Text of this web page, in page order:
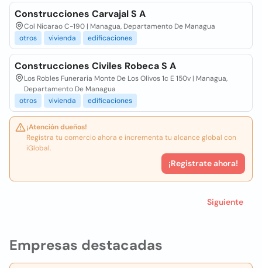
Empresas destacadas
Construcciones Carvajal S A
Col Nicarao C-190 | Managua, Departamento De Managua
otros
vivienda edificaciones
Construcciones Civiles Robeca S A
Los Robles Funeraria Monte De Los Olivos 1c E 150v | Managua,
Departamento De Managua
otros
vivienda edificaciones
¡Atención dueños!
Registra tu comercio ahora e incrementa tu alcance global con
iGlobal.
¡Registrate ahora!
Siguiente